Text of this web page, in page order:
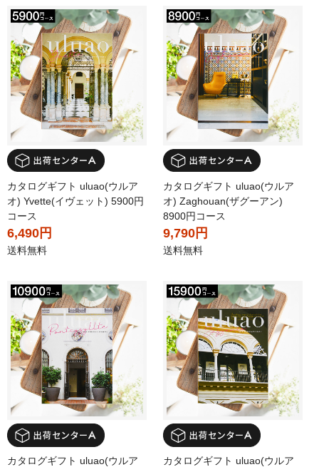
カタログギフト uluao(ウルア
オ) Yvette(イヴェット) 5900円
コース
6,490円
送料無料
カタログギフト uluao(ウルア
オ) Zaghouan(ザグーアン)
8900円コース
9,790円
送料無料
カタログギフト uluao(ウルア
カタログギフト uluao(ウルア